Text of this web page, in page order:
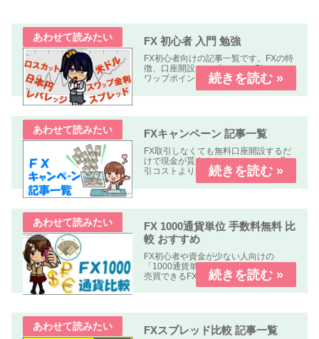
FX 初心者 入門 勉強
FX初心者向けの記事一覧です。FXの特
徴、口座開設、スプレッド、Pips、ス
ワップポイント、レバレッジ、ロン
グ、ショート、ロット、ロスカットな
どについて解説します、
FXキャンペーン 記事一覧
FX取引しなくても無料口座開設するだ
けで現金が貰えるキャンペーンや、取
引コストよりも貰える金額の方が多い
オトクなキャンペーン中心に掲載して
います。
FX 1000通貨単位 手数料無料 比
較 おすすめ
FX初心者や資金が少ない人向けの
「1000通貨単位以下、手数料無料」で
売買できるFX業者の比較記事です。
FXスプレッド比較 記事一覧